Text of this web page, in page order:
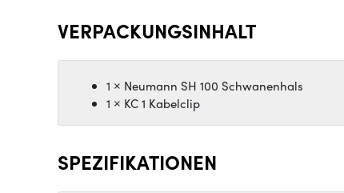
VERPACKUNGSINHALT
1 × Neumann SH 100 Schwanenhals
1 × KC 1 Kabelclip
SPEZIFIKATIONEN